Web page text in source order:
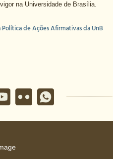
na Universidade de Brasília.
Política de Ações Afirmativas da UnB